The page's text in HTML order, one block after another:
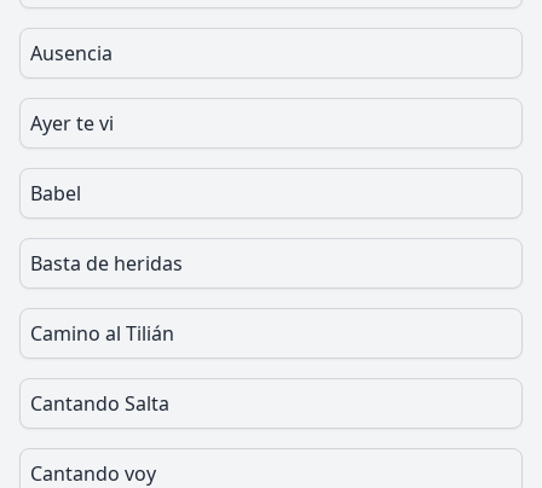
Ausencia
Ayer te vi
Babel
Basta de heridas
Camino al Tilián
Cantando Salta
Cantando voy